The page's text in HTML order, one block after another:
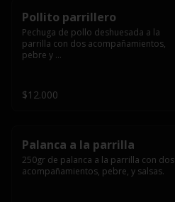
Pollito parrillero
Pechuga de pollo deshuesada a la
parrilla con dos acompañamientos,
pebre y
$12.000
Palanca a la parrilla
250gr de palanca a la parrilla con dos
acompañamientos, pebre, y salsas.